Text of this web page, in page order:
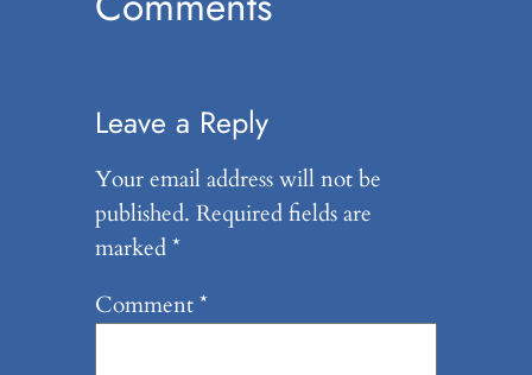
Leave a Reply
Your email address will not be
published. Required fields are
marked*
Comment*